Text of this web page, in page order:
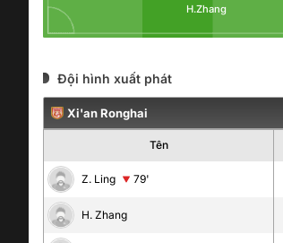
H.Zhang
Đội hình xuất phát
Xi'an Ronghai
Tên
Z. Ling 79'
H. Zhang